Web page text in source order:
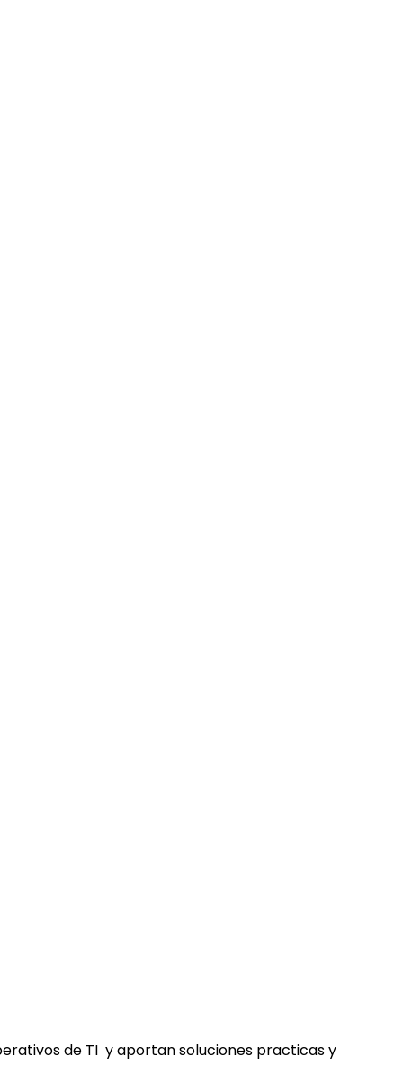
de TI y aportan soluciones practicas y